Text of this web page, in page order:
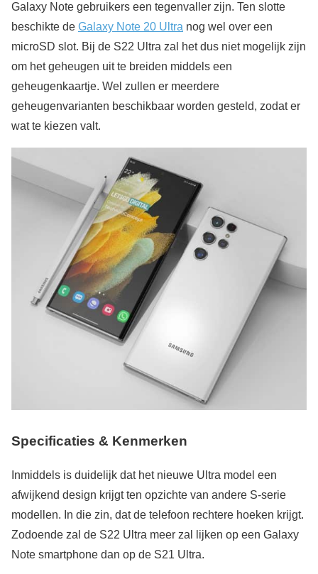
Galaxy Note gebruikers een tegenvaller zijn. Ten slotte
beschikte de Galaxy Note 20 Ultra nog wel over een
microSD slot. Bij de S22 Ultra zal het dus niet mogelijk zijn
om het geheugen uit te breiden middels een
geheugenkaartje. Wel zullen er meerdere
geheugenvarianten beschikbaar worden gesteld, zodat er
wat te kiezen valt.
Specificaties & Kenmerken
Inmiddels is duidelijk dat het nieuwe Ultra model een
afwijkend design krijgt ten opzichte van andere S-serie
modellen. In die zin, dat de telefoon rechtere hoeken krijgt.
Zodoende zal de S22 Ultra meer zal lijken op een Galaxy
Note smartphone dan op de S21 Ultra.